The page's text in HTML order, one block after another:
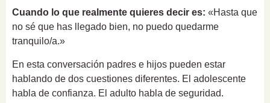
Cuando lo que realmente quieres decir es: «Hasta que
no sé que has llegado bien, no puedo quedarme
tranquilo/a.»
En esta conversación padres e hijos pueden estar
hablando de dos cuestiones diferentes. El adolescente
habla de confianza. El adulto habla de seguridad.